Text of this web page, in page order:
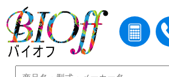
中古機器検索